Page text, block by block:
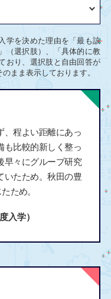
学を決めた理由を「最も該
（選択肢）、「具体的に教
おり、選択肢と自由回答が
まま表示しております。
、程よい距離にあっ
も比較的新しく整っ
早々にグループ研究
いたため。秋田の豊
ため。
入学）